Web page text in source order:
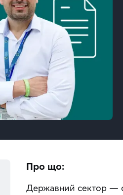
Про що:
Державний сектор —